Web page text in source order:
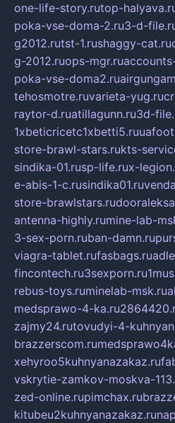
one-life-story.rutop-
poka-vse-doma-2.ru3-d-
g2012.rutst-1.rushaggy-cat.ru
g-2012.ruops-mgr.ru
poka-vse-doma2.ru
tehosmotre.ruvarieta-yug.ru
raytor-d.ruatillagunn.ru3d-
1xbeticricetc1xbetti5.ru
store-brawl-stars.rukts-
sindika-01.rusp-life.rux-
e-abis-1-c.rusindika01.ru
store-brawlstars.ru
antenna-highly.rumine-lab-
3-sex-porn.ruban-damn.ru
viagra-tablet.rufasbags.ru
fincontech.ru3sexporn.ru
rebus-toys.ruminelab-msk.ru
medsprawo-4-ka.ru
zajmy24.rutovudyi-4-
brazzerscom.ru
xehyroo5kuhnyanazakaz.ru
vskrytie-zamkov-moskva-
zed-online.rupimchax.ru
kitubeu2kuhnyanazakaz.ru